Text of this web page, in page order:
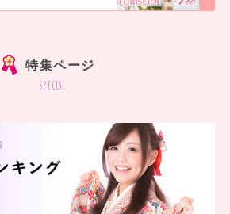
特集ページ
special